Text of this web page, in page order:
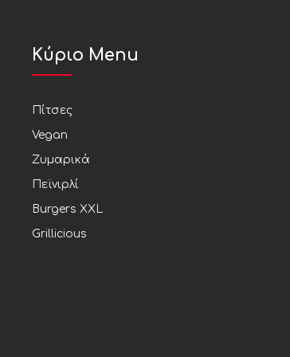
Κύριο Menu
Πίτσες
Vegan
Ζυμαρικά
Πεϊνιρλί
Burgers XXL
Grillicious